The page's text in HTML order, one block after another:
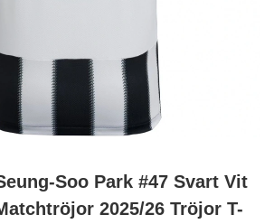
Soo Park #47 Svart Vit
2025/26 Tröjor T-